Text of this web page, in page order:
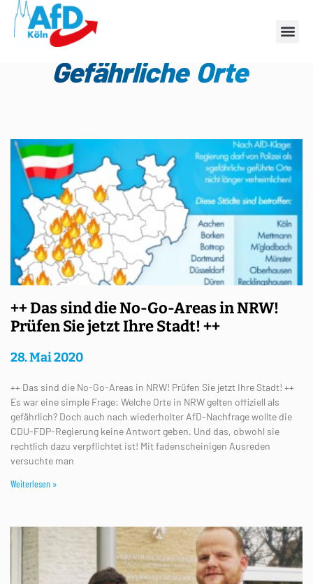
Schlagwort:
Gefährliche Orte
++ Das sind die No-Go-Areas in NRW!
Prüfen Sie jetzt Ihre Stadt! ++
28. Mai 2020
++ Das sind die No-Go-Areas in NRW! Prüfen Sie jetzt Ihre Stadt! ++
Es war eine simple Frage: Welche Orte in NRW gelten offiziell als
gefährlich? Doch auch nach wiederholter AfD-Nachfrage wollte die
CDU-FDP-Regierung keine Antwort geben. Und das, obwohl sie
rechtlich dazu verpflichtet ist! Mit fadenscheinigen Ausreden
versuchte man
Weiterlesen »